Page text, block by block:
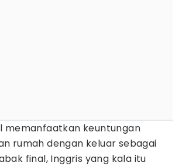
memanfaatkan keuntungan
rumah dengan keluar sebagai
final, Inggris yang kala itu